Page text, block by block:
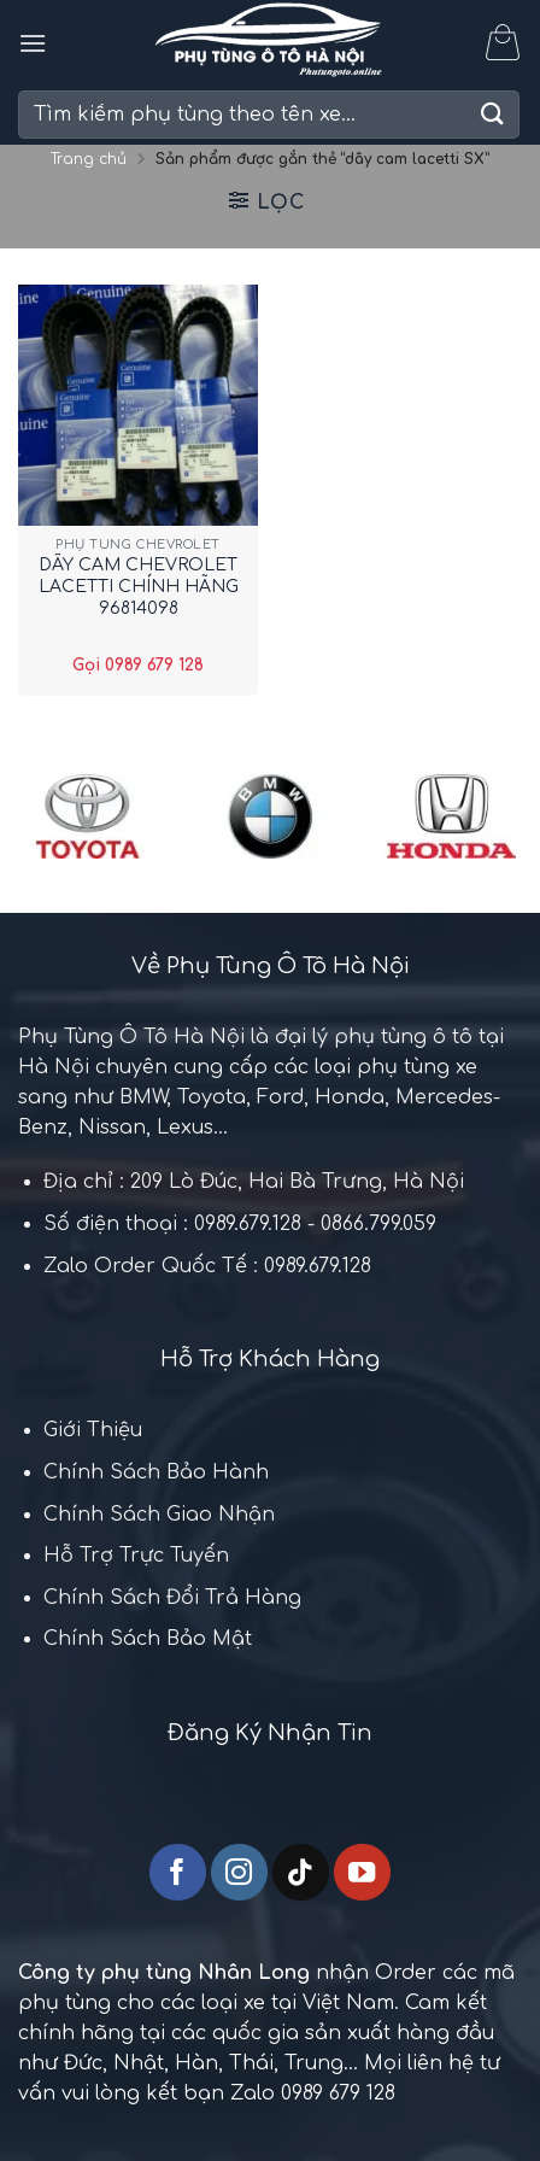
Tìm
Trang chủ Sản phẩm được gắn thẻ “dây cam lacetti SX”
LỌC
PHỤ TÙNG CHEVROLET
DÂY CAM CHEVROLET
LACETTI CHÍNH HÃNG
96814098
Gọi 0989 679 128
Về Phụ Tùng Ô Tô Hà Nội
Phụ Tùng Ô Tô Hà Nội là đại lý phụ tùng ô tô tại
Hà Nội chuyên cung cấp các loại phụ tùng xe
sang như BMW, Toyota, Ford, Honda, Mercedes-
Benz, Nissan, Lexus...
Địa chỉ : 209 Lò Đúc, Hai Bà Trưng, Hà Nội
Số điện thoại : 0989.679.128 - 0866.799.059
Zalo Order Quốc Tế : 0989.679.128
Hỗ Trợ Khách Hàng
Giới Thiệu
Chính Sách Bảo Hành
Chính Sách Giao Nhận
Hỗ Trợ Trực Tuyến
Chính Sách Đổi Trả Hàng
Chính Sách Bảo Mật
Đăng Ký Nhận Tin
Công ty phụ tùng Nhân Long nhận Order các mã
phụ tùng cho các loại xe tại Việt Nam. Cam kết
chính hãng tại các quốc gia sản xuất hàng đầu
như Đức, Nhật, Hàn, Thái, Trung... Mọi liên hệ tư
vấn vui lòng kết bạn Zalo 0989 679 128